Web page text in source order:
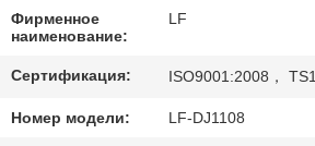
СВЯЖИТЕСЬ
С
НАМИ
Фирменное
наименование:
LF
Сертификация: ISO9001:2008，
Номер модели: LF-DJ1108